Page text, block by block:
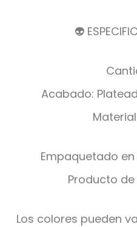
👽
Acabado:
Empaquetado
Producto
Los colores pueden